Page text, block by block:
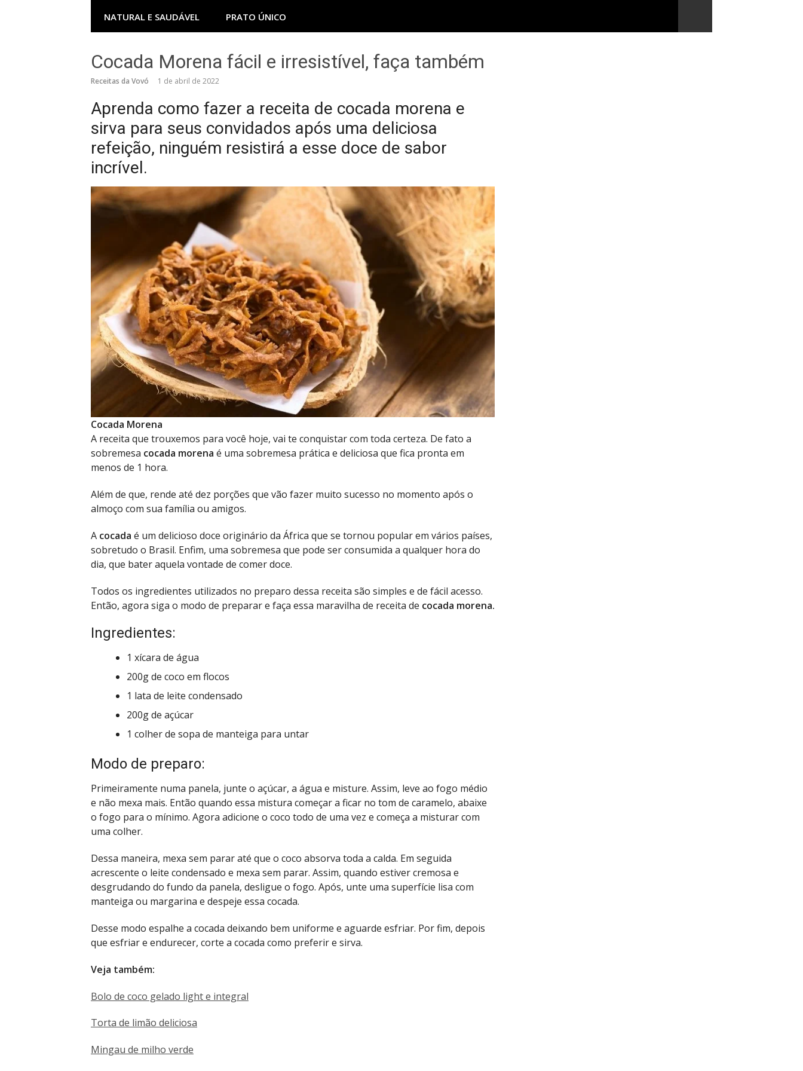
NATURAL E SAUDÁVEL PRATO ÚNICO
Cocada Morena fácil e irresistível, faça também
Receitas da Vovó 1 de abril de 2022
Aprenda como fazer a receita de cocada morena e
sirva para seus convidados após uma deliciosa
refeição, ninguém resistirá a esse doce de sabor
incrível.
Cocada Morena
A receita que trouxemos para você hoje, vai te conquistar com toda certeza. De fato a
sobremesa cocada morena é uma sobremesa prática e deliciosa que fica pronta em
menos de 1 hora.
Além de que, rende até dez porções que vão fazer muito sucesso no momento após o
almoço com sua família ou amigos.
A cocada é um delicioso doce originário da África que se tornou popular em vários países,
sobretudo o Brasil. Enfim, uma sobremesa que pode ser consumida a qualquer hora do
dia, que bater aquela vontade de comer doce.
Todos os ingredientes utilizados no preparo dessa receita são simples e de fácil acesso.
Então, agora siga o modo de preparar e faça essa maravilha de receita de cocada morena.
Ingredientes:
1 xícara de água
200g de coco em flocos
1 lata de leite condensado
200g de açúcar
1 colher de sopa de manteiga para untar
Modo de preparo:
Primeiramente numa panela, junte o açúcar, a água e misture. Assim, leve ao fogo médio
e não mexa mais. Então quando essa mistura começar a ficar no tom de caramelo, abaixe
o fogo para o mínimo. Agora adicione o coco todo de uma vez e começa a misturar com
uma colher.
Dessa maneira, mexa sem parar até que o coco absorva toda a calda. Em seguida
acrescente o leite condensado e mexa sem parar. Assim, quando estiver cremosa e
desgrudando do fundo da panela, desligue o fogo. Após, unte uma superfície lisa com
manteiga ou margarina e despeje essa cocada.
Desse modo espalhe a cocada deixando bem uniforme e aguarde esfriar. Por fim, depois
que esfriar e endurecer, corte a cocada como preferir e sirva.
Veja também:
Bolo de coco gelado light e integral
Torta de limão deliciosa
Mingau de milho verde